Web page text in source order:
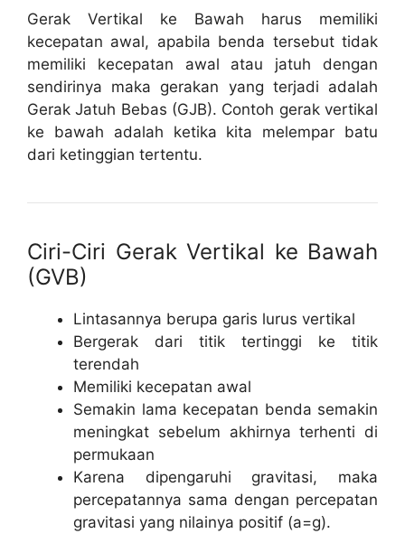
Gerak Vertikal ke Bawah harus memiliki
kecepatan awal, apabila benda tersebut tidak
memiliki kecepatan awal atau jatuh dengan
sendirinya maka gerakan yang terjadi adalah
Gerak Jatuh Bebas (GJB). Contoh gerak vertikal
ke bawah adalah ketika kita melempar batu
dari ketinggian tertentu.
Ciri-Ciri Gerak Vertikal ke Bawah
(GVB)
Lintasannya berupa garis lurus vertikal
Bergerak dari titik tertinggi ke titik
terendah
Memiliki kecepatan awal
Semakin lama kecepatan benda semakin
meningkat sebelum akhirnya terhenti di
permukaan
Karena dipengaruhi gravitasi, maka
percepatannya sama dengan percepatan
gravitasi yang nilainya positif (a=g).